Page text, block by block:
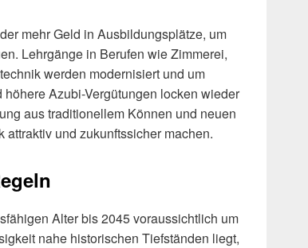
mehr Geld in Ausbildungsplätze, um
Lehrgänge in Berufen wie Zimmerei,
werden modernisiert und um
höhere Azubi-Vergütungen locken wieder
aus traditionellem Können und neuen
und zukunftssicher machen.
Alter bis 2045 voraussichtlich um
nahe historischen Tiefständen liegt,